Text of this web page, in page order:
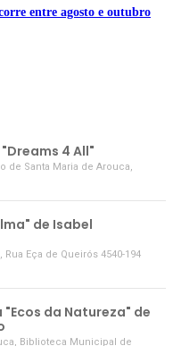
entre agosto e outubro
4 All"
de Santa Maria de Arouca,
de Isabel
, Rua Eça de Queirós 4540-194
da Natureza" de
, Biblioteca Municipal de